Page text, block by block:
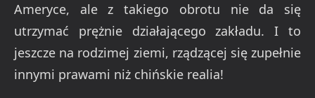
Ameryce, ale z takiego obrotu nie da się
utrzymać prężnie działającego zakładu. I to
jeszcze na rodzimej ziemi, rządzącej się zupełnie
innymi prawami niż chińskie realia!